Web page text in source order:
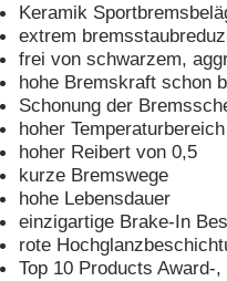
Keramik
extrem
frei von schwarzem,
hohe Bremskraft schon
Schonung der
hoher
hoher Reibert von 0,5
kurze Bremswege
hohe Lebensdauer
einzigartige Brake-In
rote
Top 10 Products Award-